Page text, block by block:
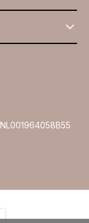
NL001964058B55